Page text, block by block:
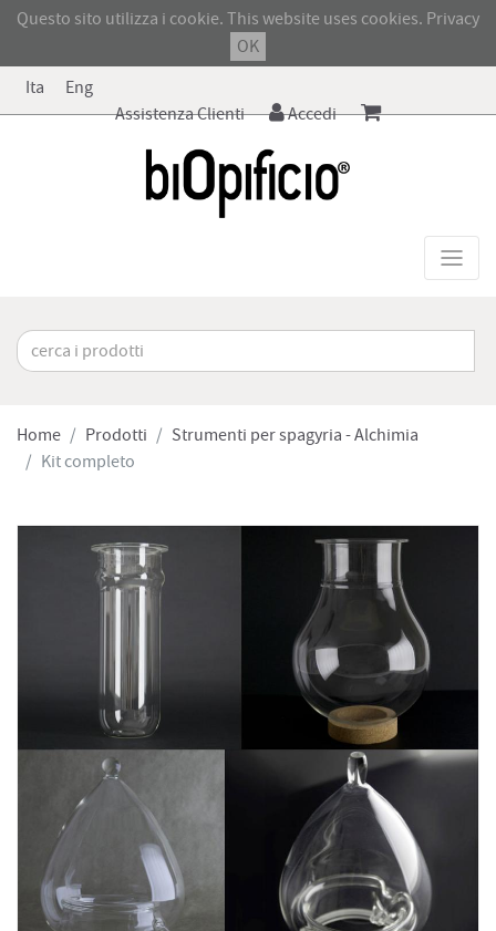
Questo sito utilizza i cookie. This website uses cookies. Privacy
OK
Ita
Eng
Assistenza Clienti
Accedi
Home Prodotti
Strumenti per spagyria - Alchimia
Kit completo